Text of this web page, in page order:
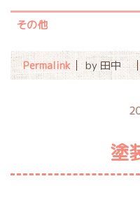
その他
Permalink by 田中
塗